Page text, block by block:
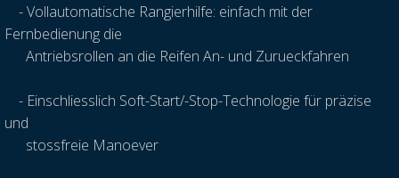
-Vollautomatische Rangierhilfe: einfach mit der
Fernbedienung die
Antriebsrollen an die Reifen An- und Zurueckfahren
- Einschliesslich Soft-Start/-Stop-Technologie für präzise
und
stossfreie Manoever